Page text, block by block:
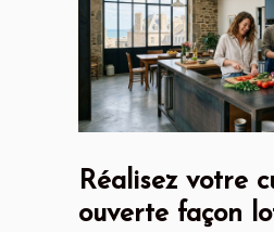
Réalisez votre
ouverte façon